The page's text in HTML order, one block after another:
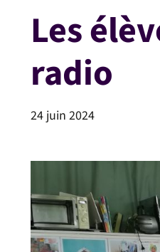
Les
radio
24 juin 2024